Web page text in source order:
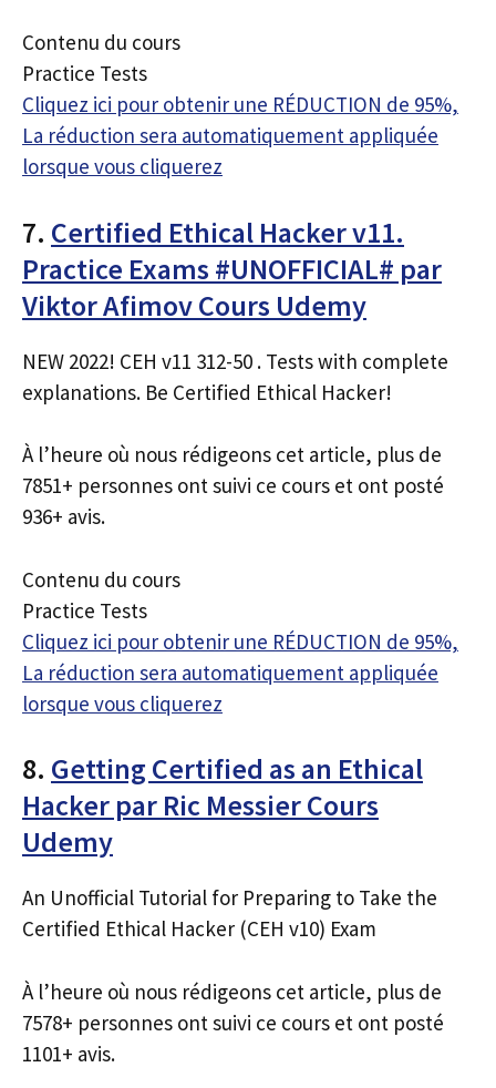
Contenu du cours
Practice Tests
Cliquez ici pour obtenir une RÉDUCTION de 95%,
La réduction sera automatiquement appliquée
lorsque vous cliquerez
7. Certified Ethical Hacker v11.
Practice Exams #UNOFFICIAL# par
Viktor Afimov Cours Udemy
NEW 2022! CEH v11 312-50 . Tests with complete
explanations. Be Certified Ethical Hacker!
À l’heure où nous rédigeons cet article, plus de
7851+ personnes ont suivi ce cours et ont posté
936+ avis.
Contenu du cours
Practice Tests
Cliquez ici pour obtenir une RÉDUCTION de 95%,
La réduction sera automatiquement appliquée
lorsque vous cliquerez
8. Getting Certified as an Ethical
Hacker par Ric Messier Cours
Udemy
An Unofficial Tutorial for Preparing to Take the
Certified Ethical Hacker (CEH v10) Exam
À l’heure où nous rédigeons cet article, plus de
7578+ personnes ont suivi ce cours et ont posté
1101+ avis.